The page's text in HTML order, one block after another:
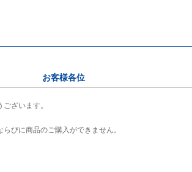
お客様各位
ざいます。
びに商品のご購入ができません。